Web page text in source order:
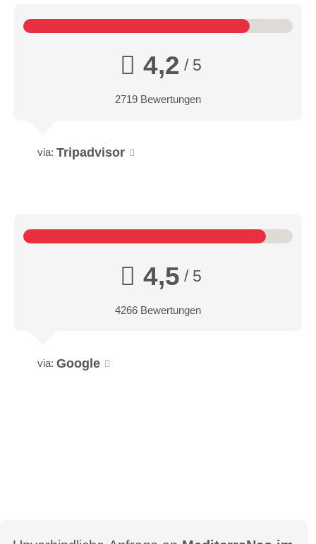
4,2 / 5
2719 Bewertungen
via: Tripadvisor
4,5 / 5
4266 Bewertungen
via: Google